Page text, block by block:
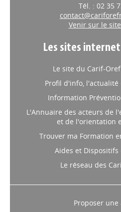
Tél. : 02 35
Venir sur le
Les sites
Le site du Carif-
Profil d'info,
Information
L'Annuaire des acteurs de
et de l'orientation
Trouver ma Formation
Aides et
Le réseau des
Proposer